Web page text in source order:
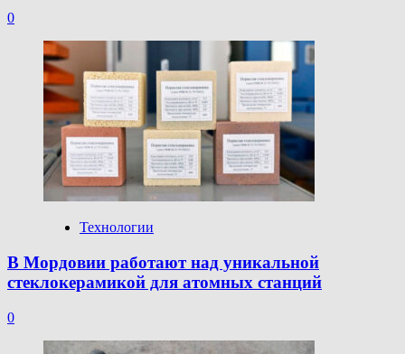
0
Технологии
В Мордовии работают над уникальной
стеклокерамикой для атомных станций
0